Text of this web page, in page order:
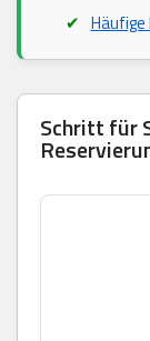
Häufige
Schritt für